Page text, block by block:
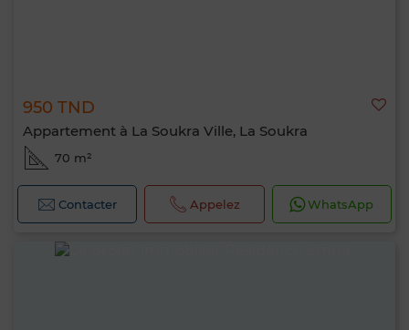
950 TND
Appartement à La Soukra Ville, La Soukra
70 m²
Contacter Appelez WhatsApp